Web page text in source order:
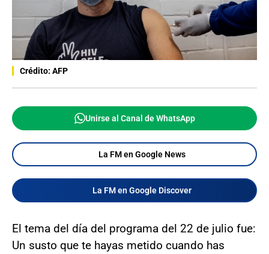
Crédito: AFP
Unirse al Canal de WhatsApp
La FM en Google News
La FM en Google Discover
El tema del día del programa del 22 de julio fue:
Un susto que te hayas metido cuando has